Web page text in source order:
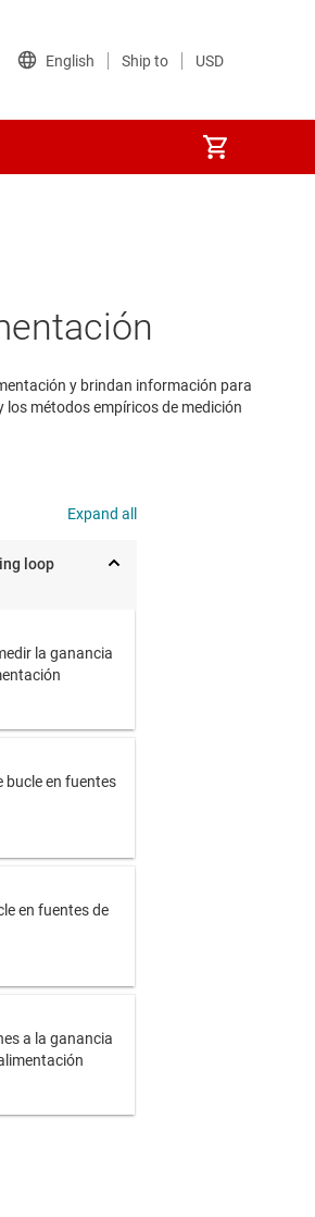
y brindan información para
métodos empíricos de medición
Expand all
loop
la ganancia
bucle en fuentes
en fuentes de
a la ganancia